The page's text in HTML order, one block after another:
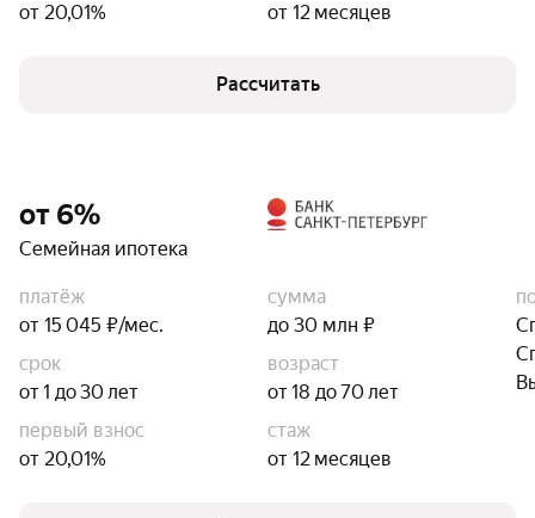
от 20,01%
от 12 месяцев
Рассчитать
от 6%
Семейная ипотека
платёж
от 15 045 ₽/мес.
сумма
до 30 млн ₽
срок
от 1 до 30 лет
возраст
от 18 до 70 лет
первый взнос
от 20,01%
стаж
от 12 месяцев